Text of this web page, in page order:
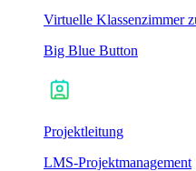
Virtuelle Klassenzimmer
Big Blue Button
Projektleitung
LMS-Projektmanagement